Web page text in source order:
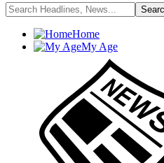
Home
My Age